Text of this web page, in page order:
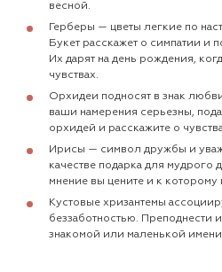
весной.
Герберы — цветы легкие по
Букет расскажет о симпатии и
Их дарят на день рождения,
чувствах.
Орхидеи подносят в знак
ваши намерения серьезны,
орхидей и расскажите о
Ирисы — символ дружбы и
качестве подарка для мудрого
мнение вы цените и к которому
Кустовые хризантемы
беззаботностью. Преподнести
знакомой или маленькой